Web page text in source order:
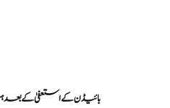
بائیڈن کے استعفیٰ کے بعد